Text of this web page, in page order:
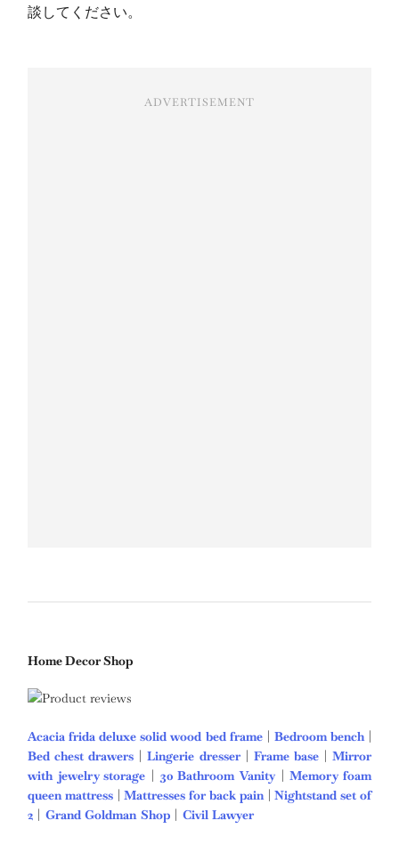
談してください。
ADVERTISEMENT
Home Decor Shop
Acacia frida deluxe solid wood bed frame| Bedroom bench|
Bed chest drawers |Lingerie dresser| Frame base|Mirror
with jewelry storage | 30 Bathroom Vanity |Memory foam
queen mattress|Mattresses for back pain|Nightstand set of
2 | Grand Goldman Shop| Civil Lawyer